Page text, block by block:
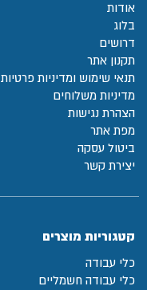
אודות
בלוג
דרושים
תקנון אתר
תנאי שימוש ומדיניות פרטיות
מדיניות משלוחים
הצהרת נגישות
מפת אתר
ביטול עסקה
יצירת קשר
קטגוריות מוצרים
כלי עבודה
כלי עבודה חשמליים